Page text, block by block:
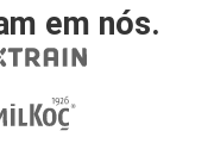
em nós.